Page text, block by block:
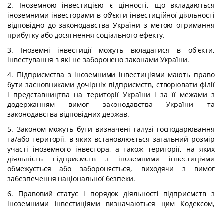
2. Іноземною інвестицією є цінності, що вкладаються
іноземними інвесторами в об'єкти інвестиційної діяльності
відповідно до законодавства України з метою отримання
прибутку або досягнення соціального ефекту.
3. Іноземні інвестиції можуть вкладатися в об'єкти,
інвестування в які не заборонено законами України.
4. Підприємства з іноземними інвестиціями мають право
бути засновниками дочірніх підприємств, створювати філії
і представництва на території України і за її межами з
додержанням вимог законодавства України та
законодавства відповідних держав.
5. Законом можуть бути визначені галузі господарювання
та/або території, в яких встановлюється загальний розмір
участі іноземного інвестора, а також території, на яких
діяльність підприємств з іноземними інвестиціями
обмежується або забороняється, виходячи з вимог
забезпечення національної безпеки.
6. Правовий статус і порядок діяльності підприємств з
іноземними інвестиціями визначаються цим Кодексом,